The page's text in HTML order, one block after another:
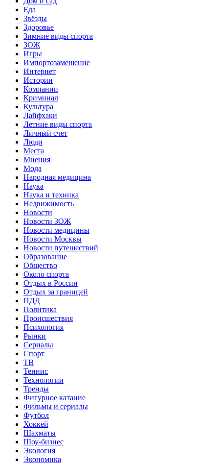
Еда
Звёзды
Здоровье
Зимние виды спорта
ЗОЖ
Игры
Импортозамещение
Интернет
Истории
Компании
Криминал
Культура
Лайфхаки
Летние виды спорта
Личный счет
Люди
Места
Мнения
Мода
Народная медицина
Наука
Наука и техника
Недвижимость
Новости
Новости ЗОЖ
Новости медицины
Новости Москвы
Новости путешествий
Образование
Общество
Около спорта
Отдых в России
Отдых за границей
ПДД
Политика
Происшествия
Психология
Рынки
Сериалы
Спорт
ТВ
Теннис
Технологии
Тренды
Фигурное катание
Фильмы и сериалы
Футбол
Хоккей
Шахматы
Шоу-бизнес
Экология
Экономика